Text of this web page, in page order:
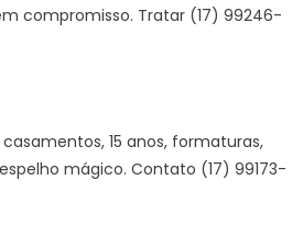
compromisso. Tratar (17) 99246-
15 anos, formaturas,
mágico. Contato (17) 99173-